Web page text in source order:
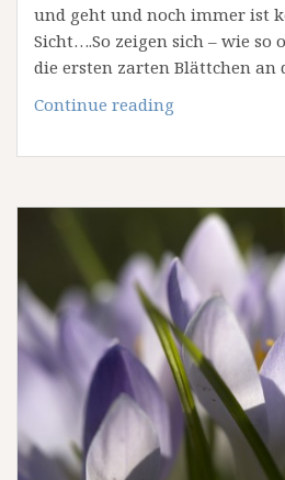
und geht und noch immer ist
Sicht….So zeigen sich – wie so
die ersten zarten Blättchen an
Continue reading
endlich!